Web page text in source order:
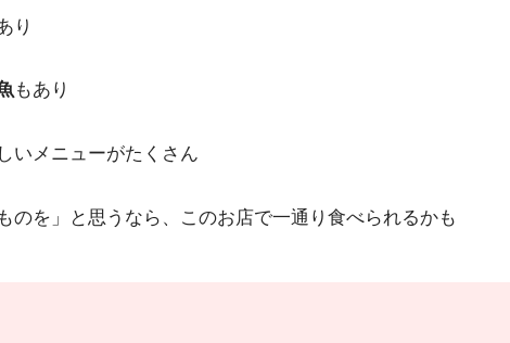
り
もあり
いメニューがたくさん
のを」と思うなら、このお店で一通り食べられるかも